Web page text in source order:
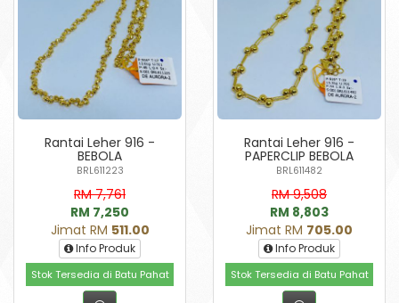
Rantai Leher 916 -
BEBOLA
BRL611223
RM 7,761
RM 7,250
Jimat RM 511.00
Info Produk
Stok Tersedia di Batu Pahat
Rantai Leher 916 -
PAPERCLIP BEBOLA
BRL611482
RM 9,508
RM 8,803
Jimat RM 705.00
Info Produk
Stok Tersedia di Batu Pahat